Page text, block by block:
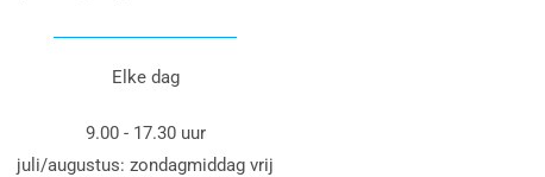
Elke dag
9.00 - 17.30 uur
juli/augustus: zondagmiddag vrij